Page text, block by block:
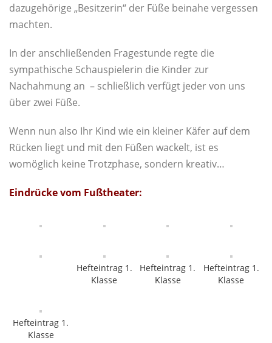
dazugehörige „Besitzerin“ der Füße beinahe vergessen
machten.
In der anschließenden Fragestunde regte die
sympathische Schauspielerin die Kinder zur
Nachahmung an – schließlich verfügt jeder von uns
über zwei Füße.
Wenn nun also Ihr Kind wie ein kleiner Käfer auf dem
Rücken liegt und mit den Füßen wackelt, ist es
womöglich keine Trotzphase, sondern kreativ…
Eindrücke vom Fußtheater:
Hefteintrag 1.
Klasse
Hefteintrag 1.
Klasse
Hefteintrag 1.
Klasse
Hefteintrag 1.
Klasse